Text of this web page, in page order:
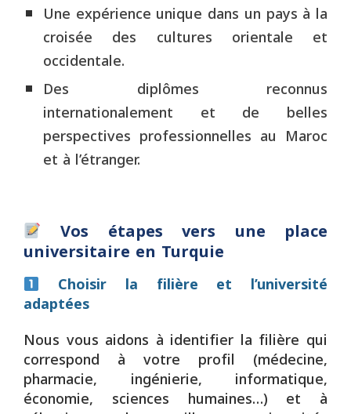
Une expérience unique dans un pays à la
croisée des cultures orientale et
occidentale.
Des diplômes reconnus
internationalement et de belles
perspectives professionnelles au Maroc
et à l’étranger.
Vos étapes vers une place
universitaire en Turquie
Choisir la filière et l’université
adaptées
Nous vous aidons à identifier la filière qui
correspond à votre profil (médecine,
pharmacie, ingénierie, informatique,
économie, sciences humaines…) et à